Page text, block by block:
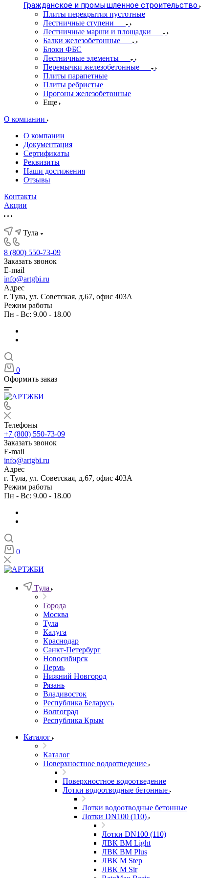
Гражданское и промышленное строительство
Плиты перекрытия пустотные
Лестничные ступени
Лестничные марши и площадки
Балки железобетонные
Блоки ФБС
Лестничные элементы
Перемычки железобетонные
Плиты парапетные
Плиты ребристые
Прогоны железобетонные
Еще
О компании
О компании
Документация
Сертификаты
Реквизиты
Наши достижения
Отзывы
Контакты
Акции
Тула
8 (800) 550-73-09
Заказать звонок
E-mail
info@artgbi.ru
Адрес
г. Тула, ул. Советская, д.67, офис 403А
Режим работы
Пн - Вс: 9.00 - 18.00
0
Оформить заказ
Телефоны
+7 (800) 550-73-09
Заказать звонок
E-mail
info@artgbi.ru
Адрес
г. Тула, ул. Советская, д.67, офис 403А
Режим работы
Пн - Вс: 9.00 - 18.00
0
Тула
Города
Москва
Тула
Калуга
Краснодар
Санкт-Петербург
Новосибирск
Пермь
Нижний Новгород
Рязань
Владивосток
Республика Беларусь
Волгоград
Республика Крым
Каталог
Каталог
Поверхностное водоотведение
Поверхностное водоотведение
Лотки водоотводные бетонные
Лотки водоотводные бетонные
Лотки DN100 (110)
Лотки DN100 (110)
ЛВК ВМ Light
ЛВК ВМ Plus
ЛВК М Step
ЛВК М Sir